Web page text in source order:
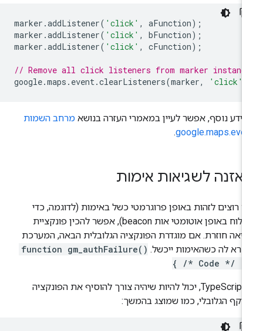
marker.addListener('click', aFunction
marker.addListener('click', bFunction
marker.addListener('click', cFunction
// Remove all click listeners from marker
google.maps.event.clearListeners(marker , 'click'
נוסף, אפשר לעיין במאמרי העזרה בנושאמרחב השמות
.
לשגיאות אימות
רוצים לזהות באופן פרוגרמטי כשל באימות (לדוגמה, כדי
לשלוח באופן אוטומטי אות beacon), אפשר להכין פונקציית
חוזרת. אם מוגדרת הפונקציה הגלובלית הבאה, המערכת
לה כשהאימות ייכשל.function gm_authFailure()
{ /* Code */
ב-TypeScript, יכול להיות שיהיה צורך להוסיף את הפונקציה
הגלובלי, כמו שמוצג בהמשך: